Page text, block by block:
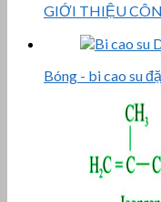
GIỚI THIỆU
Bóng - bi cao su